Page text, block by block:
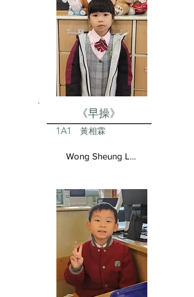
《早操》
1A1 黃相霖
Wong Sheung Lam